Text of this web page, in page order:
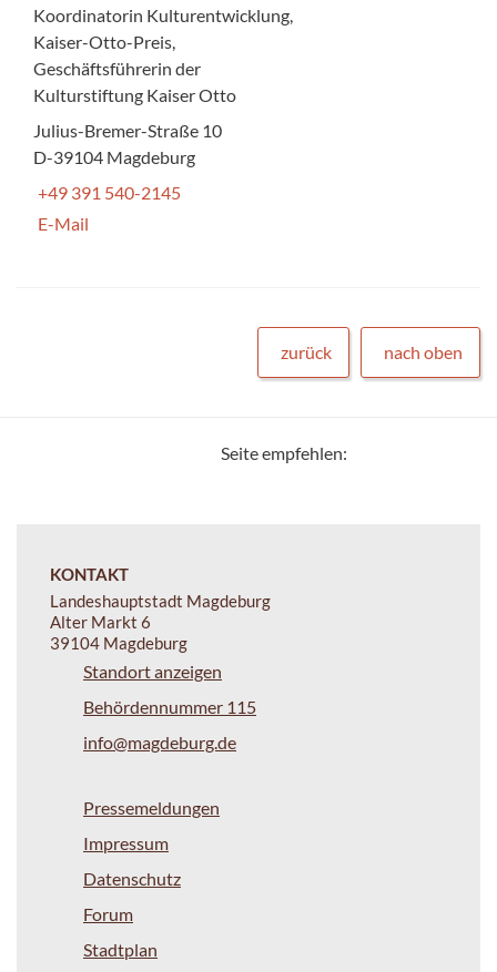
Koordinatorin Kulturentwicklung,
Kaiser-Otto-Preis,
Geschäftsführerin der
Kulturstiftung Kaiser Otto
Julius-Bremer-Straße 10
D-39104 Magdeburg
+49 391 540-2145
E-Mail
zurück nach oben
Seite empfehlen:
KONTAKT
Landeshauptstadt Magdeburg
Alter Markt 6
39104 Magdeburg
Standort anzeigen
Behördennummer 115
info@magdeburg.de
Pressemeldungen
Impressum
Datenschutz
Forum
Stadtplan